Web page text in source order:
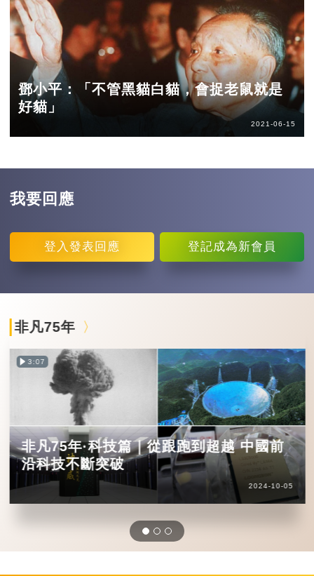
鄧小平：「不管黑貓白貓，會捉老鼠就是
好貓」
2021-06-15
我要回應
登入 發表回應 登記成為新會員
非凡75年
3:07
非凡75年·科技篇｜從跟跑到超越 中國前
沿科技不斷突破
2024-10-05